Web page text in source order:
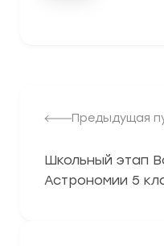
Предыдущая
Школьный этап
Астрономии 5